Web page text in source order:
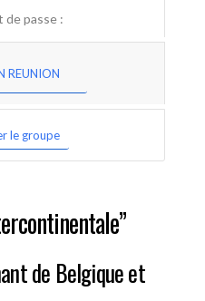
de passe :
REUNION
le groupe
de Belgique et